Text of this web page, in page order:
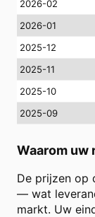
2026-02
2026-01
2025-12
2025-11
2025-10
2025-09
Waarom uw
De prijzen op
— wat
markt. Uw